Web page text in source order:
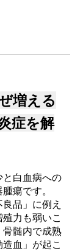
増える
症を解
と白血病への
瘍です。
品」に例え
力も弱いこ
骨髄内で成熟
血」が起こ